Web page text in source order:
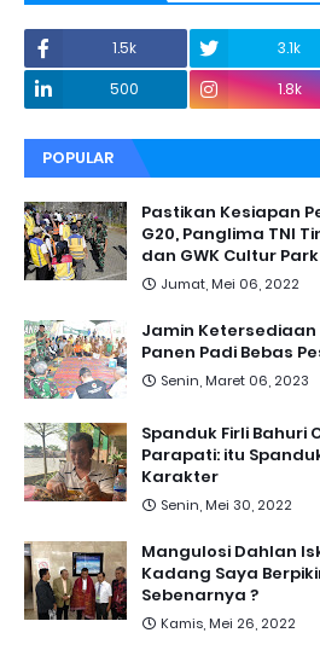
1.5k 3.1k
500
1.8k
POPULAR
Pastikan Kesiapan
G20, Panglima TNI
dan GWK Cultur Park
Jumat, Mei 06, 2022
Jamin Ketersediaan
Panen Padi Bebas
Senin, Maret 06, 2023
Spanduk Firli Bahuri
Parapati: itu
Karakter
Senin, Mei 30, 2022
Mangulosi Dahlan
Kadang Saya
Sebenarnya ?
Kamis, Mei 26, 2022